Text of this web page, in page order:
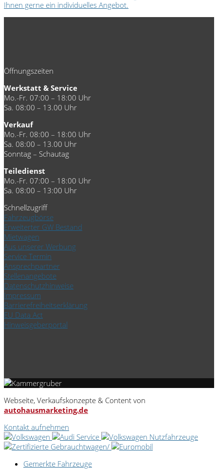
Ihnen gerne ein individuelles Angebot.
Öffnungszeiten
Werkstatt & Service
Mo.-Fr. 07:00 – 18:00 Uhr
Sa. 08:00 – 13.00 Uhr
Verkauf
Mo.-Fr. 08:00 – 18:00 Uhr
Sa. 08:00 – 13.00 Uhr
Sonntag – Schautag
Teiledienst
Mo.-Fr. 07:00 – 18:00 Uhr
Sa. 08:00 – 13:00 Uhr
Schnellzugriff
Fahrzeugbörse
Erweiterter GW Bestand
Mietwagen
Aus unserer Werbung
Service Termin
Ansprechpartner
Stellenangebote
Datenschutzhinweise
Impressum
Barrierefreiheitserklärung
EU Data Act
Hinweisgeberportal
Webseite, Verkaufskonzepte & Content von
autohausmarketing.de
Kontakt aufnehmen
Gemerkte Fahrzeuge